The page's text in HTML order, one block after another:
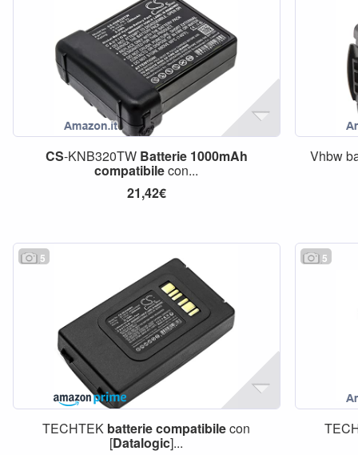
CS-KNB320TW Batterie 1000mAh
compatibilecon...
21,42€
Vhbw
5
TECHTEK batteriecompatibilecon
[Datalogic]...
5